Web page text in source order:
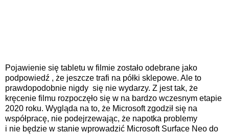
Pojawienie się tabletu w filmie zostało odebrane jako
podpowiedź , że jeszcze trafi na półki sklepowe. Ale to
prawdopodobnie nigdy się nie wydarzy. Z jest tak, że
kręcenie filmu rozpoczęło się w na bardzo wczesnym etapie
2020 roku. Wygląda na to, że Microsoft zgodził się na
współpracę, nie podejrzewając, że napotka problemy
i nie będzie w stanie wprowadzić Microsoft Surface Neo do